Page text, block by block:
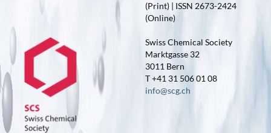
(Print) | ISSN 2673-2424
(Online)
Swiss Chemical Society
Marktgasse 32
3011 Bern
T +41 31 506 01 08
info@scg.ch